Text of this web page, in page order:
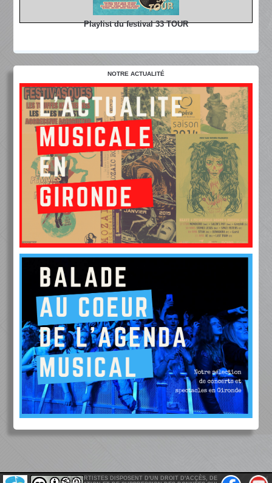
Playlist du festival 33 TOUR
NOTRE ACTUALITÉ
LES ARTISTES DISPOSENT D'UN DROIT D'ACCÈS, DE